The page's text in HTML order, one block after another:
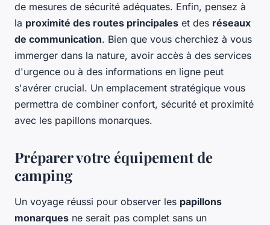
de mesures de sécurité adéquates. Enfin, pensez à
la proximité des routes principales et des réseaux
de communication. Bien que vous cherchiez à vous
immerger dans la nature, avoir accès à des services
d'urgence ou à des informations en ligne peut
s'avérer crucial. Un emplacement stratégique vous
permettra de combiner confort, sécurité et proximité
avec les papillons monarques.
Préparer votre équipement de
camping
Un voyage réussi pour observer les papillons
monarques ne serait pas complet sans un